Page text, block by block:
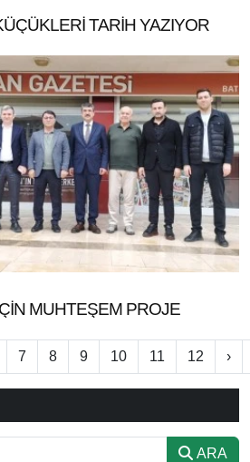
TARİH YAZIYOR
MUHTEŞEM PROJE
7 8 9 10 11 12 ›
ARA